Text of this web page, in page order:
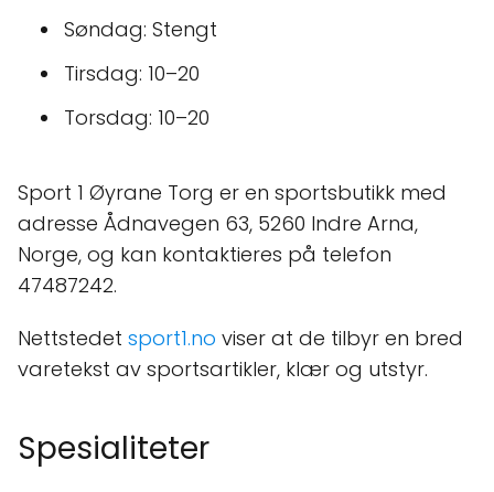
Søndag: Stengt
Tirsdag: 10–20
Torsdag: 10–20
Sport 1 Øyrane Torg er en sportsbutikk med
adresse Ådnavegen 63, 5260 Indre Arna,
Norge, og kan kontaktieres på telefon
47487242.
Nettstedet sport1.no viser at de tilbyr en bred
varetekst av sportsartikler, klær og utstyr.
Spesialiteter